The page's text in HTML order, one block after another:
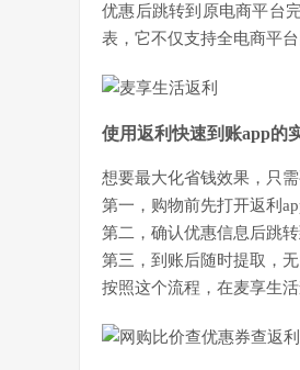
优惠后跳转到原电商平台
表，它不仅支持全电商平
使用返利快速到账app的
想要最大化省钱效果，只
第一，购物前先打开返利
第二，确认优惠信息后跳
第三，到账后随时提取，无
按照这个流程，在麦享生